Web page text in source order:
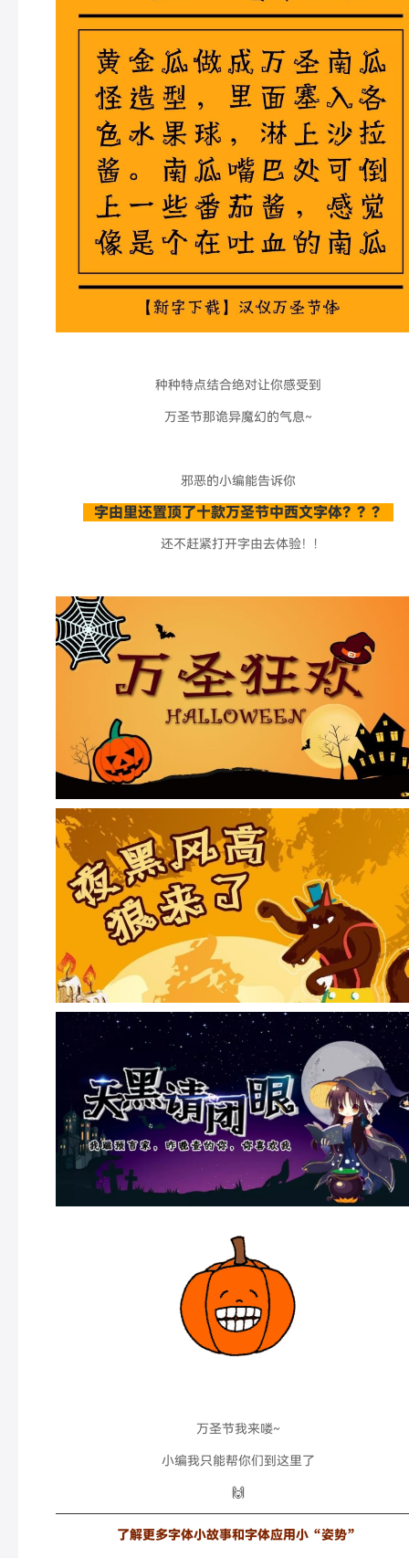
种种特点结合绝对让你感受到
万圣节那诡异魔幻的气息~
邪恶的小编能告诉你
字由里还置顶了十款万圣节中西文字体？？？
还不赶紧打开字由去体验！!
万圣节我来喽~
小编我只能帮你们到这里了
🙌
了解更多字体小故事和字体应用小“姿势”